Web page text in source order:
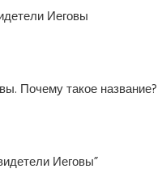
Иеговы
Почему такое название?
Иеговы”